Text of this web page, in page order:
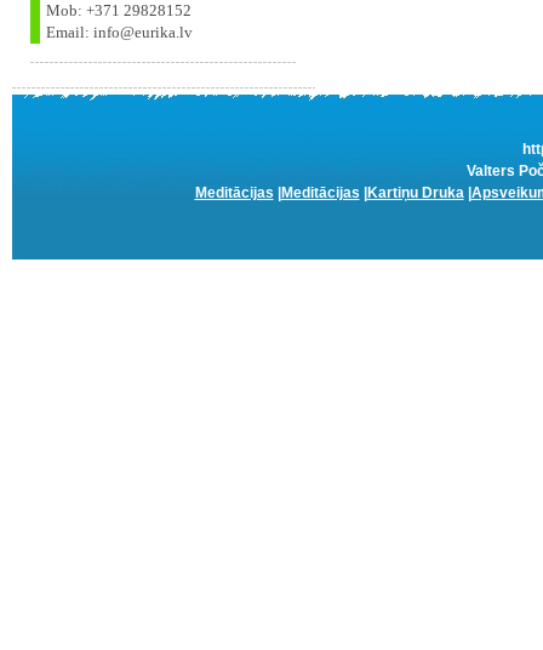
Mob: +371 29828152
Email: info@eurika.lv
Valters
Meditācijas
Meditācijas Kartiņu Druka|